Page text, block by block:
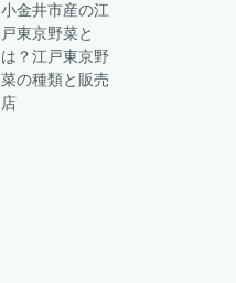
小金井市産の江
戸東京野菜と
は？江戸東京野
菜の種類と販売
店